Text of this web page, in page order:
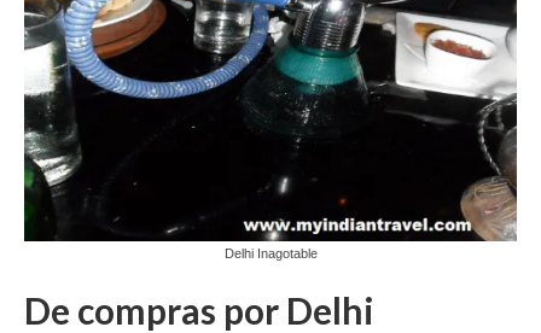
Delhi Inagotable
De compras por Delhi